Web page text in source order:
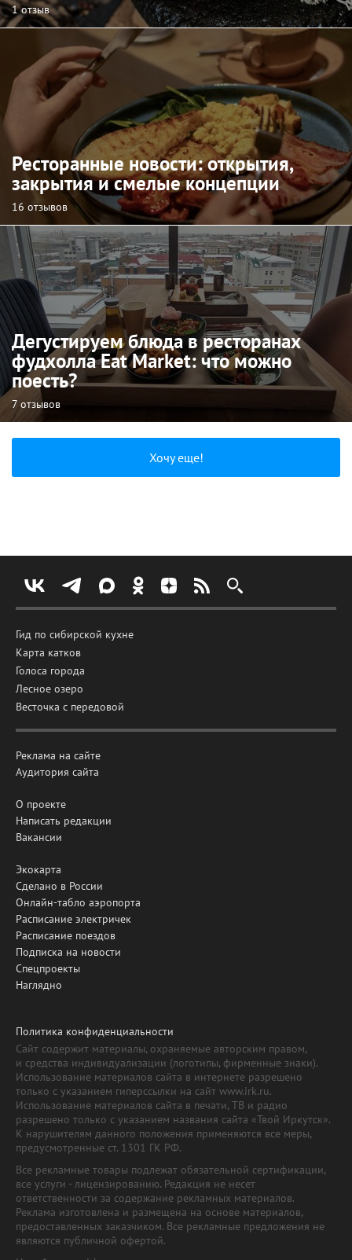
1 отзыв
Ресторанные новости: открытия,
закрытия и смелые концепции
16 отзывов
Дегустируем блюда в ресторанах
фудхолла Eat Market: что можно
поесть?
7 отзывов
Хочу еще!
Гид по сибирской кухне
Карта катков
Голоса города
Лесное озеро
Весточка с передовой
Реклама на сайте
Аудитория сайта
О проекте
Написать редакции
Вакансии
Экокарта
Сделано в России
Онлайн-табло аэропорта
Расписание электричек
Расписание поездов
Подписка на новости
Спецпроекты
Наглядно
Политика конфиденциальности
Сайт содержит материалы, охраняемые авторским правом,
и средства индивидуализации (логотипы, фирменные знаки).
Использование материалов сайта в интернете разрешено
только с указанием гиперссылки на сайт www.irk.ru.
Использование материалов сайта в печати, ТВ и радио
разрешено только с указанием названия сайта «Твой Иркутск».
К нарушителям данного положения применяются все меры,
предусмотренные ст. 1301 ГК РФ.
Все рекламные товары подлежат обязательной сертификации,
все услуги - лицензированию. Редакция не несет
ответственности за содержание рекламных материалов.
Реклама изготовлена и размещена на основе материалов,
предоставленных заказчиком. Все рекламные предложения не
являются публичной офертой.